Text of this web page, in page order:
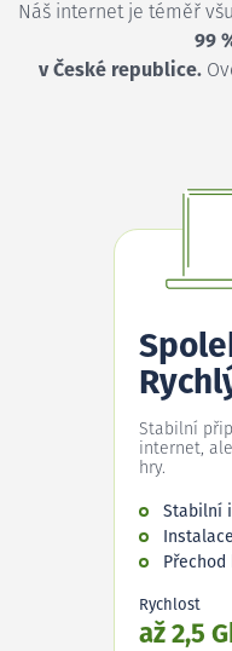
Náš internet je téměř
99
v České republice.
Stabilní
internet,
hry.
Stabilní
Rychlost
až 2,5